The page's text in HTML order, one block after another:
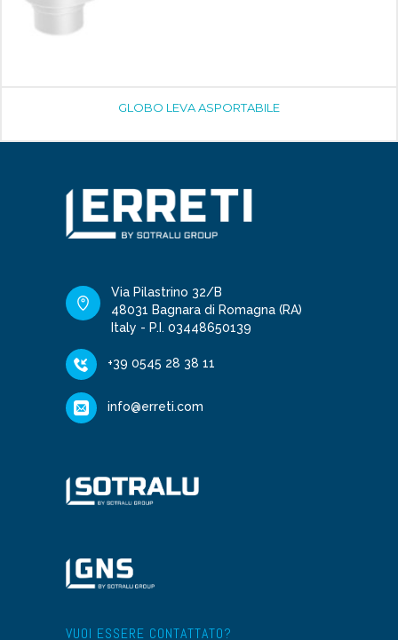
GLOBO LEVA ASPORTABILE
Via Pilastrino 32/B
48031 Bagnara di Romagna (RA)
Italy - P.I. 03448650139
+39 0545 28 38 11
info@erreti.com
VUOI ESSERE CONTATTATO?